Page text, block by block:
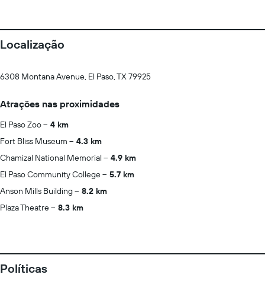
Localização
6308 Montana Avenue, El Paso, TX 79925
Atrações nas proximidades
El Paso Zoo
4 km
Fort Bliss Museum
4.3 km
Chamizal National Memorial
4.9 km
El Paso Community College
5.7 km
Anson Mills Building
8.2 km
Plaza Theatre
8.3 km
Políticas